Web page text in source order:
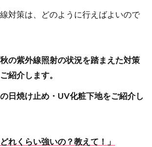
対策は、どのように行えばよいので
の紫外線照射の状況を踏まえた対策
紹介します。
日焼け止め・UV化粧下地をご紹介し
れくらい強いの？教えて！」